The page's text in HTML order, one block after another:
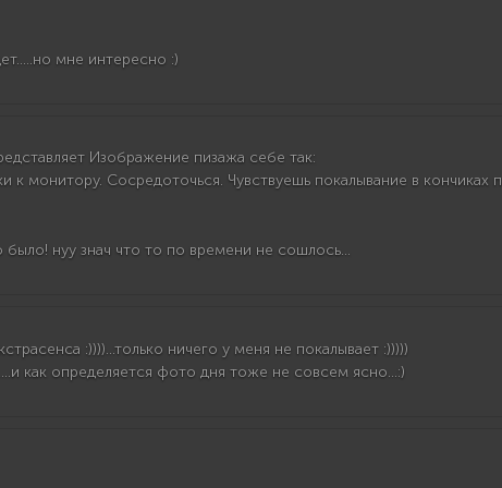
мне интересно :)
Изображение пизажа себе так:
к монитору. Сосредоточься. Чувствуешь покалывание в кончиках
нуу знач что то по времени не сошлось...
:))))...только ничего у меня не покалывает :)))))
как определяется фото дня тоже не совсем ясно...:)